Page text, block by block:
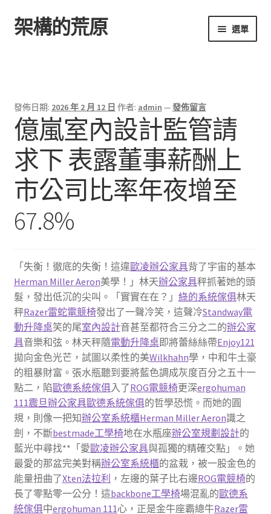
跳
至
跳
至
架構的荒原 選單
發佈日期: 2026 年 2 月 12 日 作者: admin —發佈留言
億嵐室內設計監管請
求下 表露董事薪酬上
市公司比率年夜增至
67.8%
「失衡！徹底的失衡！這違歐凌辦公家具背了宇宙的基本
Herman Miller Aeron美學！」林天辦公家具秤抓著她的頭
髮，發出低沉的尖叫。「實實在在？」 綠的系統傢俱林天
秤Razer雷蛇電競椅發出了一聲冷笑，這聲冷Standway電
動升降桌笑的尾室內設計音甚至都符合三分之二的辦公家
具音樂和弦。林天秤隨電動升降桌即將蕾絲絲帶Enjoy121
拋向金色光芒，試圖以柔性的美Wilkhahn學，中和牛土豪
的粗暴財富。張水瓶聽到要將藍色調成灰度百分之五十一
點二，陷歐德系統傢俱入了ROG電競椅更深ergohuman
111震旦辦公家具歐德系統傢俱的哲學恐慌。而她的圓
規，則像一把知辦公室系統櫃Herman Miller Aeron識之
劍，不斷bestmade工學椅地在水瓶座辦公室規劃設計的
藍光中尋找**「愛歐凌辦公家具與孤獨的精確交點」。她
最愛的那盆完美對稱辦公室系統櫃的盆栽，被一股金色的
能量扭曲了Xten法拉利 ，左邊的葉子比右邊ROG電競椅的
長了零點零一公分！這backbone工學椅場混亂的歐德系
統傢俱中ergohuman 111心，正是金牛座霸總牛Razer雷